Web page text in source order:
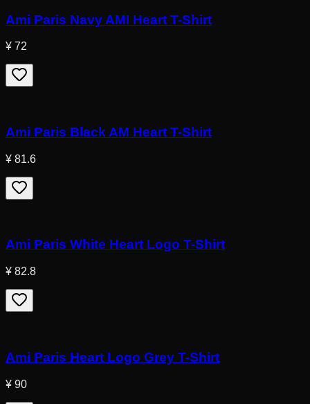
Ami Paris Navy AMI Heart T-Shirt
¥ 72
Ami Paris Black AM Heart T-Shirt
¥ 81.6
Ami Paris White Heart Logo T-Shirt
¥ 82.8
Ami Paris Heart Logo Grey T-Shirt
¥ 90